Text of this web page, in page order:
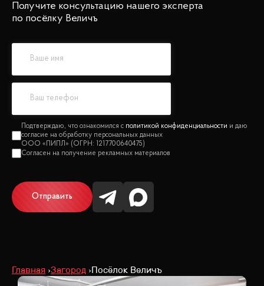
Получите консультацию нашего эксперта
по посёлку Величъ
политикой конфиденциальности
Отправить
Главная Загород Посёлок Величъ